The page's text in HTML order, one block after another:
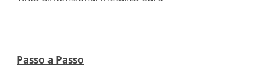
Passo a Passo